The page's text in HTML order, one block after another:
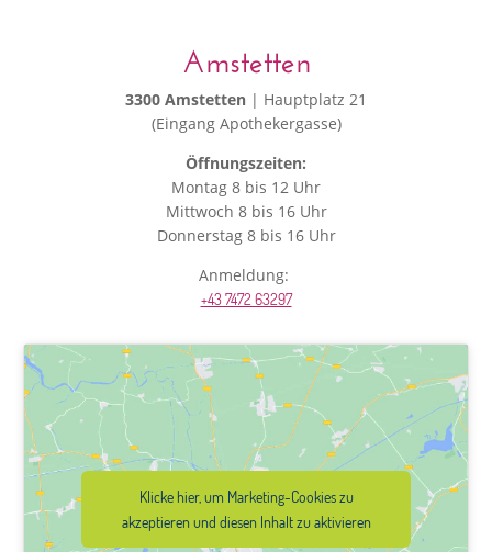
Amstetten
3300 Amstetten | Hauptplatz 21
(Eingang Apothekergasse)
Öffnungszeiten:
Montag 8 bis 12 Uhr
Mittwoch 8 bis 16 Uhr
Donnerstag 8 bis 16 Uhr
Anmeldung:
+43 7472 63297
Klicke hier, um Marketing-Cookies zu
akzeptieren und diesen Inhalt zu aktivieren